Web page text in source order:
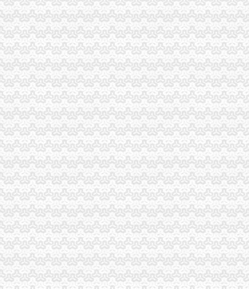
社一标”重庆海关注册商标发展战略见成效
记证书多措并举促进微型企业规范发展
力推进企业联合征信工作
项措施扶持果农增产增收
关报关登记证书执法百日攻坚行动成效明显
关报关注册登记证书严格甄别微企“九类人群”
取第六次微型企业发展工作专题汇报对做好当前工作提
走访定点联系微型企业
在哪里政领导考察巴南区微型企业发展工作
关注册登记证书专项执法行动初见成效
龙门浩所积改善南滨路消费环境
项措施确保全局节能工作取得实效
记证书密切政联系服务地方发展凸显四方面成效
”海关报关注册登记证书全力服务区域经济科学发展
支部到铁峰乡开展结对帮扶见成效
关创先争优活动提出“三创”重庆海关注册要求
委会开展爱心捐赠活动帮扶万州区铁峰乡希望小学